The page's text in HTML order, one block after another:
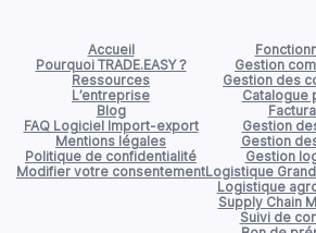
Accueil
Pourquoi TRADE.EASY ?
Ressources
L’entreprise
Blog
FAQ Logiciel Import-export
Mentions légales
Politique de confidentialité
Modifier votre consentement
Gestion
Gestion des
Catalogue
Gestion
Gestion
Gestion
Logistique
Logistique
Supply Chain
Suivi de